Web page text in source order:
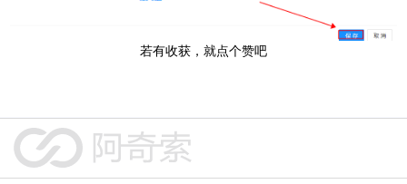
若有收获，就点个赞吧